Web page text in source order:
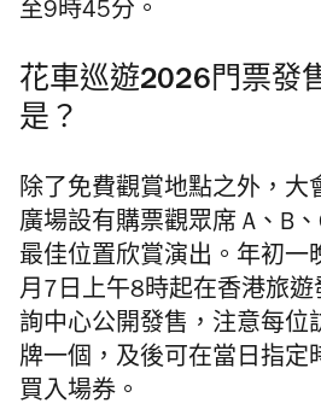
至9時45分。
花車巡遊2026門票發
是？
除了免費觀賞地點之外，大
廣場設有購票觀眾席 A、B
最佳位置欣賞演出。 年初一
月7日上午8時起在香港旅遊
詢中心公開發售，注意每位
牌一個，及後可在當日指定
買入場券。